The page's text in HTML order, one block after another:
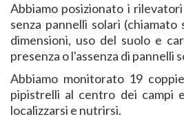
Abbiamo posizionato i
senza pannelli solari
dimensioni, uso del suolo e
presenza o l'assenza di pannelli
Abbiamo monitorato 19
pipistrelli al centro dei campi
localizzarsi e nutrirsi.